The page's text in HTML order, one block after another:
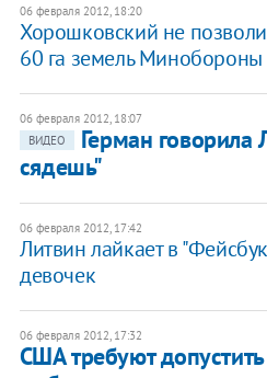
06 февраля 2012, 18:20
Хорошковский не
60 га земель Минобороны
06 февраля 2012, 18:07
ВИДЕО
Герман говорила
сядешь"
06 февраля 2012, 17:42
Литвин лайкает в
девочек
06 февраля 2012, 17:32
США требуют